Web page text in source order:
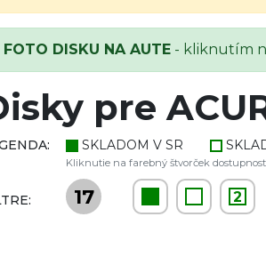
FOTO DISKU NA AUTE - kliknutím
pre
SKLADOM V SR
Kliknutie na farebný štvorček
17 2